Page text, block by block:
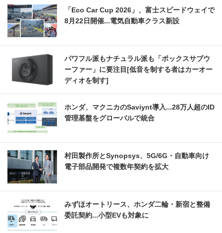
「Eco Car Cup 2026」、富士スピードウェイで
8月22日開催...電気自動車クラス新設
パワフル派もナチュラル派も「ボックスサブウ
ーファー」に要注目[低音を制する者はカーオー
ディオを制す]
ホンダ、マクニカのSaviynt導入...28万人超のID
管理基盤をグローバルで統合
村田製作所とSynopsys、5G/6G・自動車向け
電子部品開発で複数年契約を拡大
みずほオートリース、ホンダ二輪・新宿と整備
委託契約...小型EVも対象に